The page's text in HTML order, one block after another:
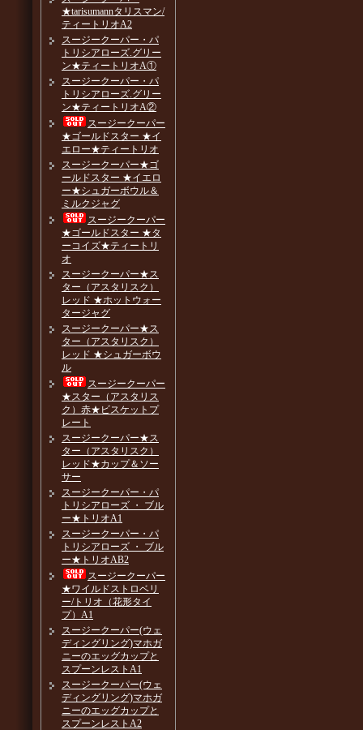
★tarisumannタリスマン/
ティートリオA2
スージークーパー・パ
トリシアローズ.グリー
ン★ティートリオA①
スージークーパー・パ
トリシアローズ.グリー
ン★ティートリオA②
スージークーパー
★ゴールドスター ★イ
エロー★ティートリオ
スージークーパー★ゴ
ールドスター ★イエロ
ー★シュガーボウル＆
ミルクジャグ
スージークーパー
★ゴールドスター ★タ
ーコイズ★ティートリ
オ
スージークーパー★ス
ター（アスタリスク）
レッド ★ホットウォー
タージャグ
スージークーパー★ス
ター（アスタリスク）
レッド ★シュガーボウ
ル
スージークーパー
★スター（アスタリス
ク）赤★ビスケットプ
レート
スージークーパー★ス
ター（アスタリスク）
レッド★カップ＆ソー
サー
スージークーパー・パ
トリシアローズ ・ ブル
ー★トリオA1
スージークーパー・パ
トリシアローズ ・ ブル
ー★トリオAB2
スージークーパー
★ワイルドストロベリ
ー/トリオ（花形タイ
プ）A1
スージークーパー(ウェ
ディングリング)マホガ
ニーのエッグカップと
スプーンレストA1
スージークーパー(ウェ
ディングリング)マホガ
ニーのエッグカップと
スプーンレストA2